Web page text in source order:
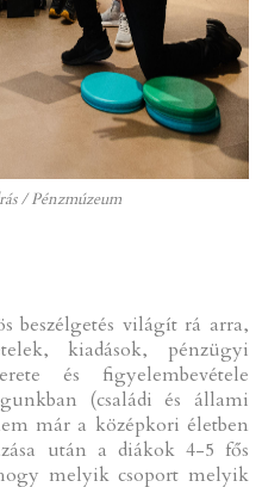
/ Pénzmúzeum
beszélgetés világít rá arra,
kiadások, pénzügyi
és figyelembevétele
(családi és állami
már a középkori életben
után a diákok 4-5 fős
melyik csoport melyik